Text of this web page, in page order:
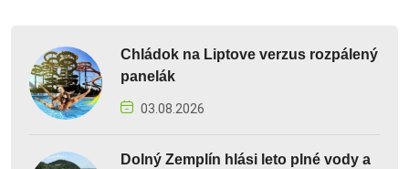
Chládok na Liptove verzus rozpálený
panelák
03.08.2026
Dolný Zemplín hlási leto plné vody a